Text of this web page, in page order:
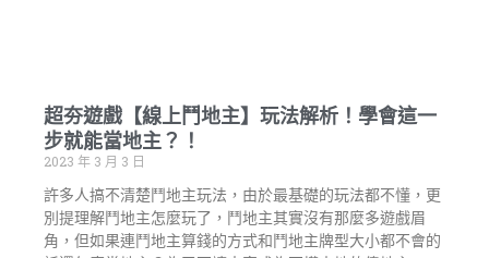
超夯遊戲【線上鬥地主】玩法解析！學會這一
步就能當地主？！
2023 年 3 月 3 日
許多人搞不清楚鬥地主玩法，由於最基礎的玩法都不懂，更
別提理解鬥地主怎麼玩了，鬥地主其實沒有那麼多遊戲眉
角，但如果連鬥地主算錢的方式和鬥地主牌型大小都不會的